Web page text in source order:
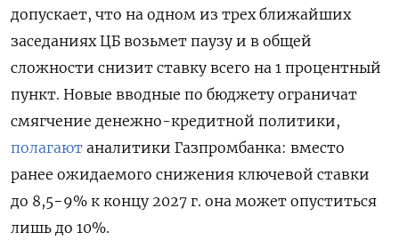
допускает, что на одном из трех ближайших
заседаниях ЦБ возьмет паузу и в общей
сложности снизит ставку всего на 1 процентный
пункт. Новые вводные по бюджету ограничат
смягчение денежно-кредитной политики,
полагают аналитики Газпромбанка: вместо
ранее ожидаемого снижения ключевой ставки
до 8,5−9% к концу 2027 г. она может опуститься
лишь до 10%.